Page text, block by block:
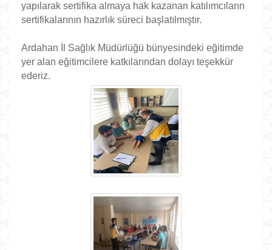
yapılarak sertifika almaya hak kazanan katılımcıların
sertifikalarının hazırlık süreci başlatılmıştır.
Ardahan İl Sağlık Müdürlüğü bünyesindeki eğitimde
yer alan eğitimcilere katkılarından dolayı teşekkür
ederiz.